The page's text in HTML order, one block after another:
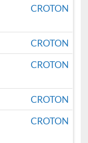
CROTON
CROTON
CROTON
CROTON
CROTON